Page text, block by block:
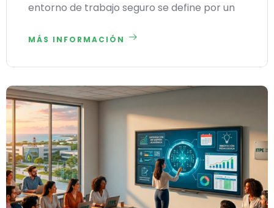
entorno de trabajo seguro se define por un
MÁS INFORMACIÓN